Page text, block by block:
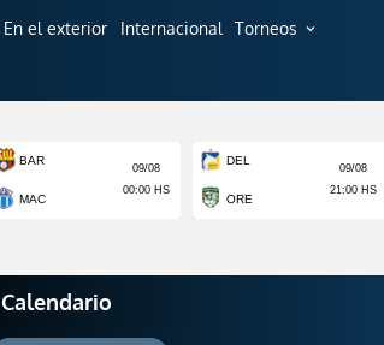
En el exterior Internacional Torneos expand_more
Calendario